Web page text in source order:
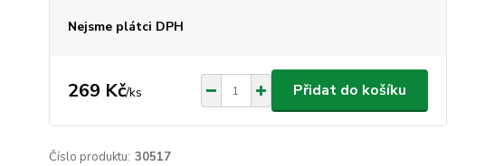
Nejsme plátci DPH
269 Kč/ks Přidat do košíku
Číslo produktu: 30517